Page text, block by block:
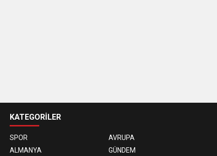
siteleri
KATEGORİLER
SPOR
AVRUPA
ALMANYA
GÜNDEM